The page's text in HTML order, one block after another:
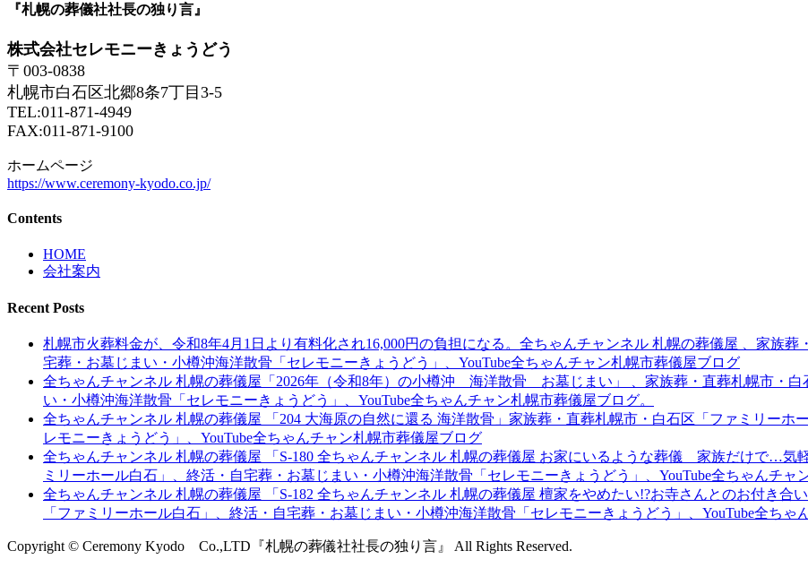
『札幌の葬儀社社長の独り言』
株式会社セレモニーきょうどう
〒003-0838
札幌市白石区北郷8条7丁目3-5
TEL:011-871-4949
FAX:011-871-9100
ホームページ
https://www.ceremony-kyodo.co.jp/
Contents
HOME
会社案内
Recent Posts
札幌市火葬料金が、令和8年4月1日より有料化され16,000円の負担になる。全ちゃんチャンネル 札幌の葬儀屋 、家族
宅葬・お墓じまい・小樽沖海洋散骨「セレモニーきょうどう」、YouTube全ちゃんチャン札幌市葬儀屋ブログ
全ちゃんチャンネル 札幌の葬儀屋「2026年（令和8年）の小樽沖 海洋散骨 お墓じまい」 、家族葬・直葬札幌市・白
い・小樽沖海洋散骨「セレモニーきょうどう」、YouTube全ちゃんチャン札幌市葬儀屋ブログ。
全ちゃんチャンネル 札幌の葬儀屋 「204 大海原の自然に還る 海洋散骨」家族葬・直葬札幌市・白石区「ファミリー
レモニーきょうどう」、YouTube全ちゃんチャン札幌市葬儀屋ブログ
全ちゃんチャンネル 札幌の葬儀屋 「S-180 全ちゃんチャンネル 札幌の葬儀屋 お家にいるような葬儀 家族だけで…気
ミリーホール白石」、終活・自宅葬・お墓じまい・小樽沖海洋散骨「セレモニーきょうどう」、YouTube全ちゃんチャ
全ちゃんチャンネル 札幌の葬儀屋 「S-182 全ちゃんチャンネル 札幌の葬儀屋 檀家をやめたい!?お寺さんとのお付き
「ファミリーホール白石」、終活・自宅葬・お墓じまい・小樽沖海洋散骨「セレモニーきょうどう」、YouTube全ちゃ
Copyright © Ceremony Kyodo Co.,LTD『札幌の葬儀社社長の独り言』 All Rights Reserved.